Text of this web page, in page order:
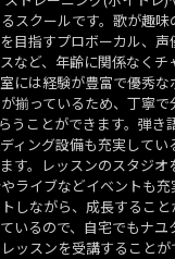
スクールです。歌が趣
目指すプロボーカル、
など、年齢に関係なく
には経験が豊富で優秀
揃っているため、丁寧
うことができます。弾き
ィング設備も充実して
す。レッスンのスタジオ
ライブなどイベントも
しながら、成長するこ
いるので、自宅でもナ
ッスンを受講することが